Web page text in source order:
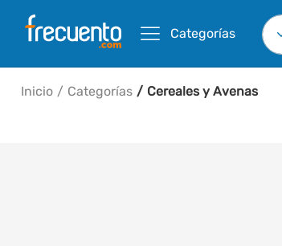
Categorías
Inicio Categorías Cereales y Avenas